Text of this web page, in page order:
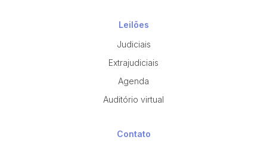
Leilões
Judiciais
Extrajudiciais
Agenda
Auditório virtual
Contato